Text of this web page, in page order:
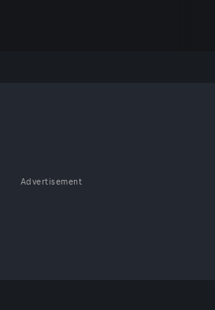
Advertisement